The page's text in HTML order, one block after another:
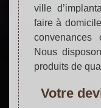
ville
faire à
Nous
produits de
Votre